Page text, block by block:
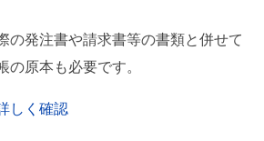
の発注書や請求書等の書類と併せて
の原本も必要です。
しく確認